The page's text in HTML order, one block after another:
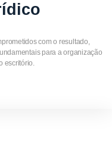
com o resultado,
para a organização
escritório.